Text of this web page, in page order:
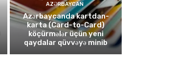
AZƏRBAYCAN
Azərbaycanda kartdan-
karta (Card-to-Card)
köçürmələr üçün yeni
qaydalar qüvvəyə minib